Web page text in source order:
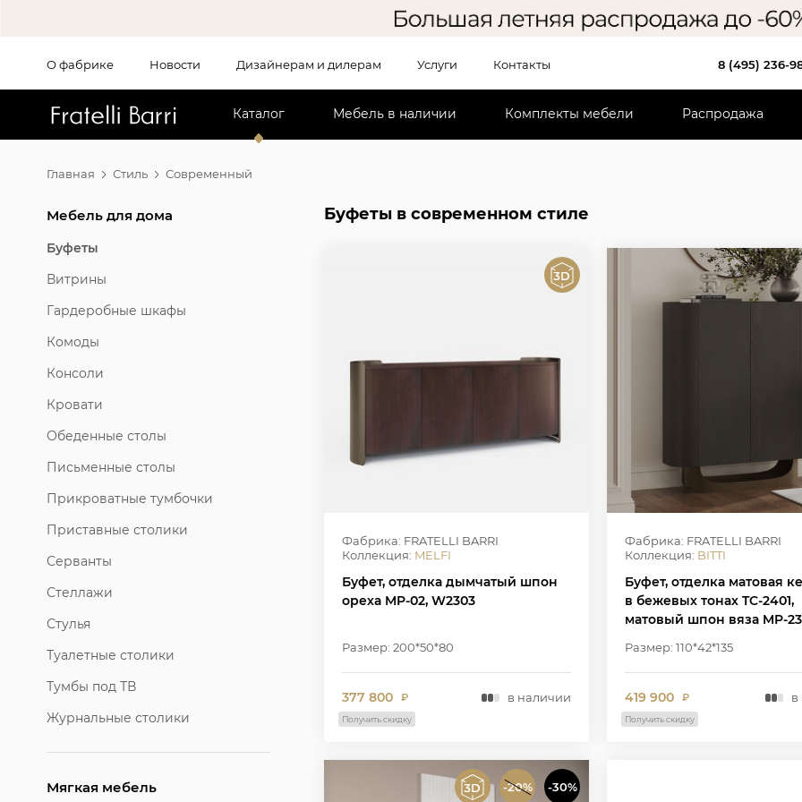
О фабрике Новости Дизайнерам и дилерам Услуги Контакты 8 (495) 236-
Каталог Мебель в наличии Комплекты мебели Распродажа
Главная Стиль Современный
Мебель для дома
Буфеты
Витрины
Гардеробные шкафы
Комоды
Консоли
Кровати
Обеденные столы
Письменные столы
Прикроватные тумбочки
Приставные столики
Серванты
Стеллажи
Стулья
Туалетные столики
Тумбы под ТВ
Журнальные столики
Мягкая мебель
Буфеты в современном стиле
Фабрика: FRATELLI BARRI
Коллекция: MELFI
Буфет, отделка дымчатый шпон
ореха MP-02, W2303
Размер: 200*50*80
377 800 ₽ в наличии
Получить скидку
Фабрика: FRATELLI BARRI
Коллекция: BITTI
Буфет, отделка матовая
в бежевых тонах TC-2401,
матовый шпон вяза MP-
Размер: 110*42*135
419 900 ₽ в
Получить скидку
-20% -30%